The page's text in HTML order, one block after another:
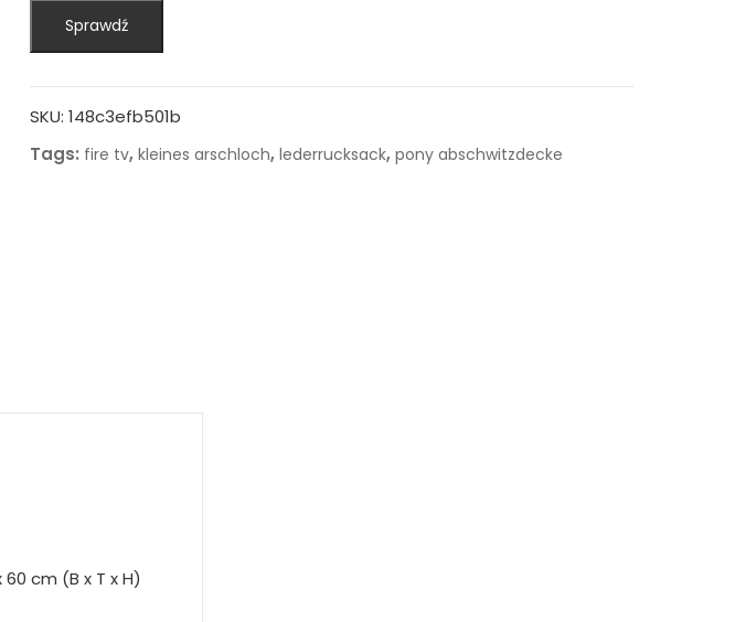
Sprawdź
SKU: 148c3efb501b
Tags: fire tv, kleines arschloch, lederrucksack, pony abschwitzdecke
cm (B x T x H)